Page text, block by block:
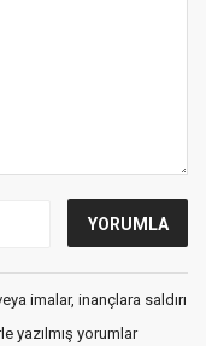
imalar, inançlara saldırı
yazılmış yorumlar